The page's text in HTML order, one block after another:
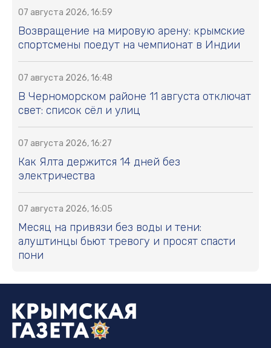
07 августа 2026, 16:59
Возвращение на мировую арену: крымские
спортсмены поедут на чемпионат в Индии
07 августа 2026, 16:48
В Черноморском районе 11 августа отключат
свет: список сёл и улиц
07 августа 2026, 16:27
Как Ялта держится 14 дней без
электричества
07 августа 2026, 16:05
Месяц на привязи без воды и тени:
алуштинцы бьют тревогу и просят спасти
пони